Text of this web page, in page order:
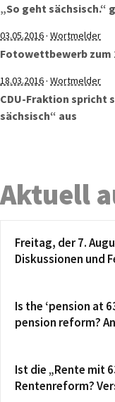
„So geht sächsisch.“
03.05.2016· Wortmelder
Fotowettbewerb zum
18.03.2016· Wortmelder
CDU-Fraktion spricht
sächsisch“ aus
Aktuell
Freitag, der 7.
Diskussionen und
Is the ‘pension at
pension reform?
Ist die „Rente mit
Rentenreform?